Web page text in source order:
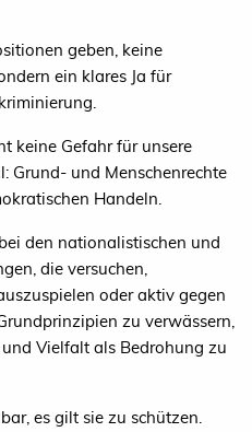
geben, keine
ein klares Ja für
keine Gefahr für unsere
Grund- und Menschenrechte
Handeln.
den nationalistischen und
die versuchen,
oder aktiv gegen
zu verwässern,
Vielfalt als Bedrohung zu
es gilt sie zu schützen.